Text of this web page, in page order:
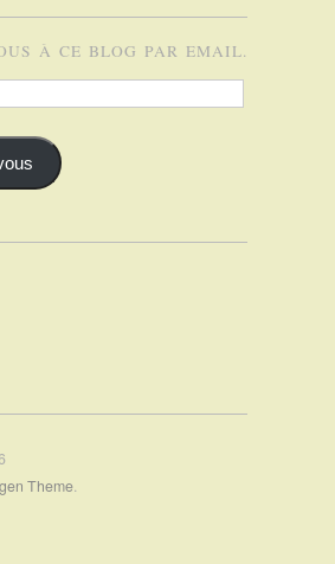
À CE BLOG PAR EMAIL.
Theme